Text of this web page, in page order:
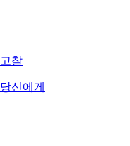
찰
신에게